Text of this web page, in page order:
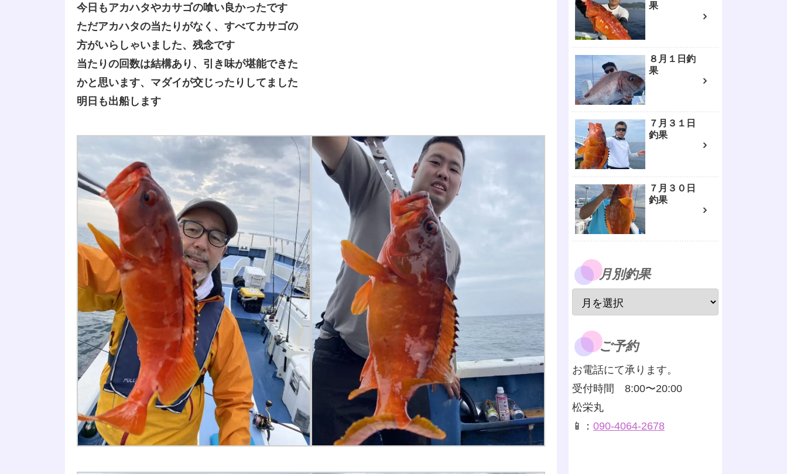
今日もアカハタやカサゴの喰い良かったです
ただアカハタの当たりがなく、すべてカサゴの
方がいらしゃいました、残念です
当たりの回数は結構あり、引き味が堪能できた
かと思います、マダイが交じったりしてました
明日も出船します
果
８月１日釣
果
７月３１日
釣果
７月３０日
釣果
月別釣果
ご予約
お電話にて承ります。
受付時間 8:00〜20:00
松栄丸
📱： 090-4064-2678